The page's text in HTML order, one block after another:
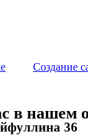
Создание
в нашем
36